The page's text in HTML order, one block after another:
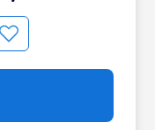
total de 1.048
um cenário de
cabeamento
deslumbrante